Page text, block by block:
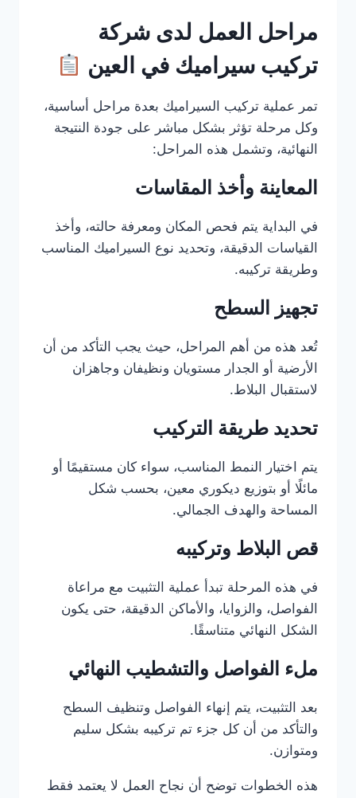
مراحل العمل لدى شركة
تركيب سيراميك في العين
تمر عملية تركيب السيراميك بعدة مراحل أساسية،
وكل مرحلة تؤثر بشكل مباشر على جودة النتيجة
النهائية، وتشمل هذه المراحل:
المعاينة وأخذ المقاسات
في البداية يتم فحص المكان ومعرفة حالته، وأخذ
القياسات الدقيقة، وتحديد نوع السيراميك المناسب
وطريقة تركيبه.
تجهيز السطح
تُعد هذه من أهم المراحل، حيث يجب التأكد من أن
الأرضية أو الجدار مستويان ونظيفان وجاهزان
لاستقبال البلاط.
تحديد طريقة التركيب
يتم اختيار النمط المناسب، سواء كان مستقيمًا أو
مائلًا أو بتوزيع ديكوري معين، بحسب شكل
المساحة والهدف الجمالي.
قص البلاط وتركيبه
في هذه المرحلة تبدأ عملية التثبيت مع مراعاة
الفواصل، والزوايا، والأماكن الدقيقة، حتى يكون
الشكل النهائي متناسقًا.
ملء الفواصل والتشطيب النهائي
بعد التثبيت، يتم إنهاء الفواصل وتنظيف السطح
والتأكد من أن كل جزء تم تركيبه بشكل سليم
ومتوازن.
هذه الخطوات توضح أن نجاح العمل لا يعتمد فقط